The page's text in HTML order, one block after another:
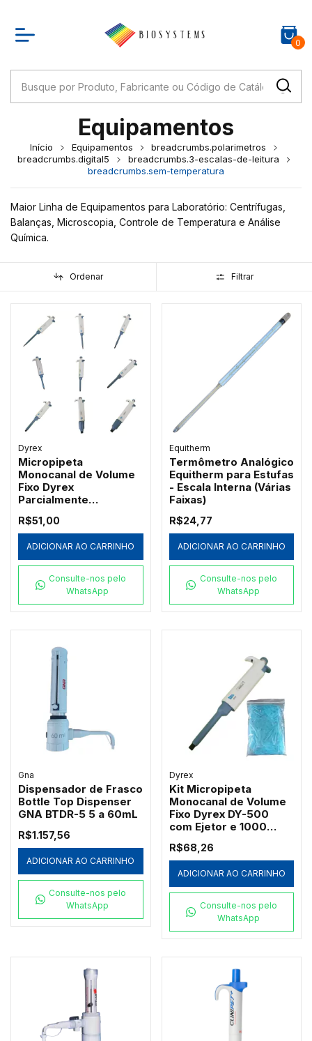
0
Equipamentos
Início Equipamentos
breadcrumbs.polarimetros
breadcrumbs.digital5
breadcrumbs.3-escalas-de-leitura
breadcrumbs.sem-temperatura
Maior Linha de Equipamentos para Laboratório: Centrífugas,
Balanças, Microscopia, Controle de Temperatura e Análise
Química.
Ordenar Filtrar
Dyrex
Micropipeta
Monocanal de Volume
Fixo Dyrex
Parcialmente
R$51,00
ADICIONAR AO CARRINHO
Consulte-nos pelo
WhatsApp
Equitherm
Termômetro Analógico
Equitherm para Estufas
- Escala Interna (Várias
Faixas)
R$24,77
ADICIONAR AO CARRINHO
Consulte-nos pelo
WhatsApp
Gna
Dispensador de Frasco
Bottle Top Dispenser
GNA BTDR-5 5 a 60mL
R$1.157,56
ADICIONAR AO CARRINHO
Consulte-nos pelo
WhatsApp
Dyrex
Kit Micropipeta
Monocanal de Volume
Fixo Dyrex DY-500
com Ejetor e 1000
Redplast 500µL
R$68,26
ADICIONAR AO CARRINHO
Consulte-nos pelo
WhatsApp